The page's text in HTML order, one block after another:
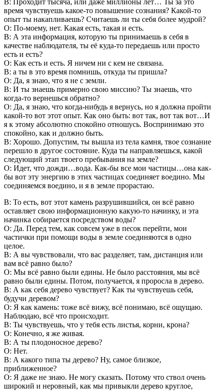
время чувствуешь какое-то повышение сознания? Какой-то
опыт ты накапливаешь? Считаешь ли ты себя более мудрой?
О: По-моему, нет. Какая есть, такая и есть.
В: А эта информация, которую ты принимаешь в себя в
качестве наблюдателя, ты её куда-то передаешь или просто
есть и есть?
О: Как есть и есть. Я ничем ни с кем не связана.
В: а ты в это время помнишь, откуда ты пришла?
О: Да, я знаю, что я не с земли.
В: И ты знаешь примерно свою миссию? Ты знаешь, что
когда-то вернешься обратно?
О: Да, я знаю, что когда-нибудь я вернусь, но я должна пройти
какой-то вот этот опыт. Как оно быть: вот так, вот так вот…И
я к этому абсолютно спокойно отношусь. Воспринимаю это
спокойно, как и должно быть.
В: Хорошо. Допустим, ты вышла из тела камня, твое сознание
перешло в другое состояние. Куда ты направляешься, какой
следующий этап твоего пребывания на земле?
О: Идет, что дожди…вода. Как-бы все мои частицы…она как-
бы вот эту энергию в этих частицах соединяет воедино. Мы
соединяемся воедино, и я в земле прорастаю.
В: То есть, вот этот камень разрушившийся, он всё равно
оставляет свою информационную какую-то начинку, и эта
начинка собирается посредством воды?
О: Да. Перед тем, как совсем уже в песок перейти, мои
частички при помощи воды в земле соединяются в одно
целое.
В: А вы чувствовали, что вас разделяет, там, дистанция или
вам всё равно было?
О: Мы всё равно были едины. Не было расстояния, мы всё
равно были едины. Потом, получается, я проросла в дерево.
В: А как себя дерево чувствует? Как ты чувствуешь себя,
будучи деревом?
О: Я как камень: тоже всё вижу, всё понимаю, всё ощущаю.
Наблюдаю, всё что происходит.
В: Ты чувствуешь, что у тебя есть листья, корни, крона?
О: Конечно, я же живая.
В: А ты плодоносное дерево?
О: Нет.
В: А какого типа ты дерево? Ну, самое близкое,
приближенное?
О: Я даже не знаю. Не могу сказать. Потому что ствол очень
широкий и неровный, как мы привыкли дерево круглое,